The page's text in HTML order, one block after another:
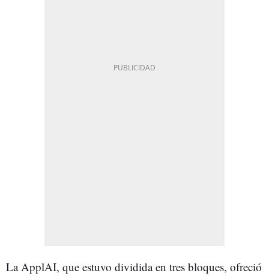
La ApplAI, que estuvo dividida en tres bloques, ofreció